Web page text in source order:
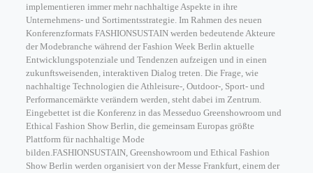
implementieren immer mehr nachhaltige Aspekte in ihre
Unternehmens- und Sortimentsstrategie. Im Rahmen des neuen
Konferenzformats FASHIONSUSTAIN werden bedeutende Akteure
der Modebranche während der Fashion Week Berlin aktuelle
Entwicklungspotenziale und Tendenzen aufzeigen und in einen
zukunftsweisenden, interaktiven Dialog treten. Die Frage, wie
nachhaltige Technologien die Athleisure-, Outdoor-, Sport- und
Performancemärkte verändern werden, steht dabei im Zentrum.
Eingebettet ist die Konferenz in das Messeduo Greenshowroom und
Ethical Fashion Show Berlin, die gemeinsam Europas größte
Plattform für nachhaltige Mode
bilden.FASHIONSUSTAIN, Greenshowroom und Ethical Fashion
Show Berlin werden organisiert von der Messe Frankfurt, einem der